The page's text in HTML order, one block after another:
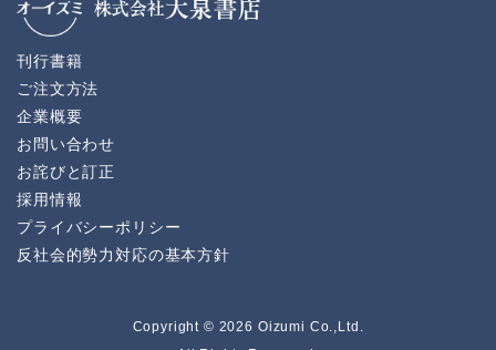
刊行書籍
ご注文方法
企業概要
お問い合わせ
お詫びと訂正
採用情報
プライバシーポリシー
反社会的勢力対応の基本方針
Copyright © 2026 Oizumi Co.,Ltd.